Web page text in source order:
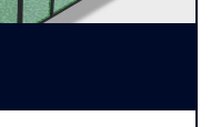
Ook op de website
die meedoen aan de